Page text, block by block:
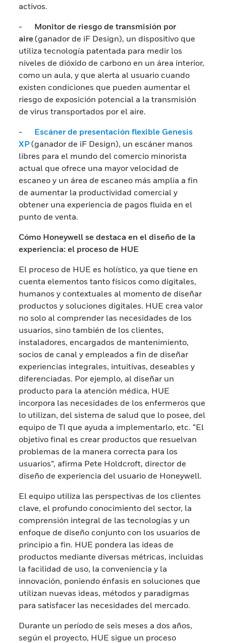
activos.
- Monitor de riesgo de transmisión por
aire(ganador de iF Design), un dispositivo que
utiliza tecnología patentada para medir los
niveles de dióxido de carbono en un área interior,
como un aula, y que alerta al usuario cuando
existen condiciones que pueden aumentar el
riesgo de exposición potencial a la transmisión
de virus transportados por el aire.
- Escáner de presentación flexible Genesis
XP(ganador de iF Design), un escáner manos
libres para el mundo del comercio minorista
actual que ofrece una mayor velocidad de
escaneo y un área de escaneo más amplia a fin
de aumentar la productividad comercial y
obtener una experiencia de pagos fluida en el
punto de venta.
Cómo Honeywell se destaca en el diseño de la
experiencia: el proceso de HUE
El proceso de HUE es holístico, ya que tiene en
cuenta elementos tanto físicos como digitales,
humanos y contextuales al momento de diseñar
productos y soluciones digitales. HUE crea valor
no solo al comprender las necesidades de los
usuarios, sino también de los clientes,
instaladores, encargados de mantenimiento,
socios de canal y empleados a fin de diseñar
experiencias integrales, intuitivas, deseables y
diferenciadas. Por ejemplo, al diseñar un
producto para la atención médica, HUE
incorpora las necesidades de los enfermeros que
lo utilizan, del sistema de salud que lo posee, del
equipo de TI que ayuda a implementarlo, etc. “El
objetivo final es crear productos que resuelvan
problemas de la manera correcta para los
usuarios”, afirma Pete Holdcroft, director de
diseño de experiencia del usuario de Honeywell.
El equipo utiliza las perspectivas de los clientes
clave, el profundo conocimiento del sector, la
comprensión integral de las tecnologías y un
enfoque de diseño conjunto con los usuarios de
principio a fin. HUE pondera las ideas de
productos mediante diversas métricas, incluidas
la facilidad de uso, la conveniencia y la
innovación, poniendo énfasis en soluciones que
utilizan nuevas ideas, métodos y paradigmas
para satisfacer las necesidades del mercado.
Durante un período de seis meses a dos años,
según el proyecto, HUE sigue un proceso